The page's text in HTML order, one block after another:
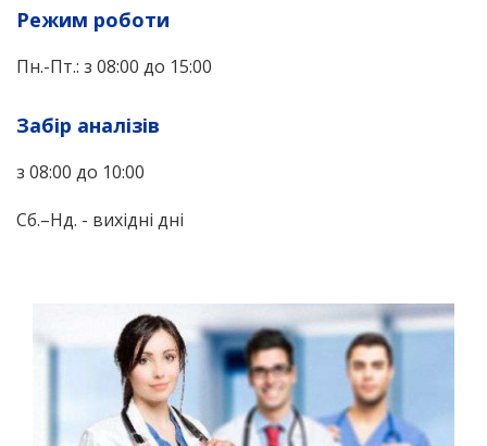
Режим роботи
Пн.-Пт.: з 08:00 до 15:00
Забір аналізів
з 08:00 до 10:00
Сб.–Нд. - вихідні дні